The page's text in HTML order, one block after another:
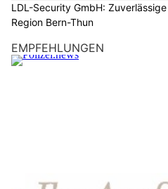
LDL-Security GmbH:
Region Bern-Thun
EMPFEHLUNGEN